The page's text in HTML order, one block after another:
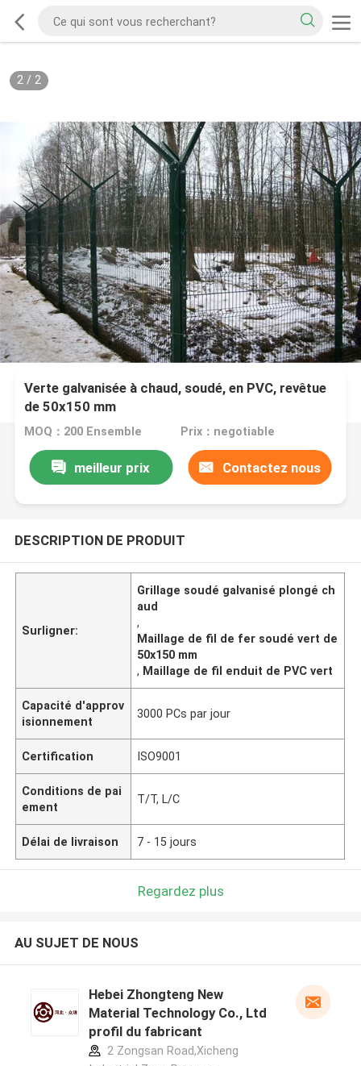
2/ 2
Verte galvanisée à chaud, soudé, en PVC, revêtue
de 50x150 mm
MOQ：200 Ensemble Prix：negotiable
meilleur prix Contactez nous
DESCRIPTION DE PRODUIT
Surligner:
Grillage soudé galvanisé plongé ch
aud
,
Maillage de fil de fer soudé vert de
50x150 mm
, Maillage de fil enduit de PVC vert
Capacité d'approv
isionnement
3000 PCs par jour
Certification ISO9001
Conditions de pai
ement
T/T, L/C
Délai de livraison 7 - 15 jours
Regardez plus
AU SUJET DE NOUS
Hebei Zhongteng New
Material Technology Co., Ltd
profil du fabricant
2 Zongsan Road,Xicheng